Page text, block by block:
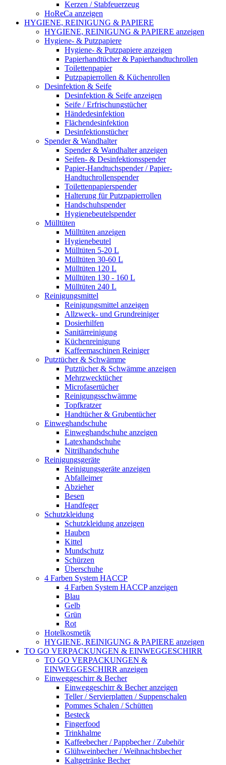
Kerzen / Stabfeuerzeug
HoReCa anzeigen
HYGIENE, REINIGUNG & PAPIERE
HYGIENE, REINIGUNG & PAPIERE anzeigen
Hygiene- & Putzpapiere
Hygiene- & Putzpapiere anzeigen
Papierhandtücher & Papierhandtuchrollen
Toilettenpapier
Putzpapierrollen & Küchenrollen
Desinfektion & Seife
Desinfektion & Seife anzeigen
Seife / Erfrischungstücher
Händedesinfektion
Flächendesinfektion
Desinfektionstücher
Spender & Wandhalter
Spender & Wandhalter anzeigen
Seifen- & Desinfektionsspender
Papier-Handtuchspender / Papier-
Handtuchrollenspender
Toilettenpapierspender
Halterung für Putzpapierrollen
Handschuhspender
Hygienebeutelspender
Mülltüten
Mülltüten anzeigen
Hygienebeutel
Mülltüten 5-20 L
Mülltüten 30-60 L
Mülltüten 120 L
Mülltüten 130 - 160 L
Mülltüten 240 L
Reinigungsmittel
Reinigungsmittel anzeigen
Allzweck- und Grundreiniger
Dosierhilfen
Sanitärreinigung
Küchenreinigung
Kaffeemaschinen Reiniger
Putztücher & Schwämme
Putztücher & Schwämme anzeigen
Mehrzwecktücher
Microfasertücher
Reinigungsschwämme
Topfkratzer
Handtücher & Grubentücher
Einweghandschuhe
Einweghandschuhe anzeigen
Latexhandschuhe
Nitrilhandschuhe
Reinigungsgeräte
Reinigungsgeräte anzeigen
Abfalleimer
Abzieher
Besen
Handfeger
Schutzkleidung
Schutzkleidung anzeigen
Hauben
Kittel
Mundschutz
Schürzen
Überschuhe
4 Farben System HACCP
4 Farben System HACCP anzeigen
Blau
Gelb
Grün
Rot
Hotelkosmetik
HYGIENE, REINIGUNG & PAPIERE anzeigen
TO GO VERPACKUNGEN & EINWEGGESCHIRR
TO GO VERPACKUNGEN &
EINWEGGESCHIRR anzeigen
Einweggeschirr & Becher
Einweggeschirr & Becher anzeigen
Teller / Servierplatten / Suppenschalen
Pommes Schalen / Schütten
Besteck
Fingerfood
Trinkhalme
Kaffeebecher / Pappbecher / Zubehör
Glühweinbecher / Weihnachtsbecher
Kaltgetränke Becher